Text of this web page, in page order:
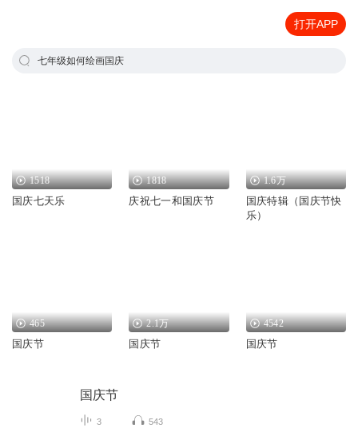
打开APP
七年级如何绘画国庆
1518
国庆七天乐
1818
庆祝七一和国庆节
1.6万
国庆特辑（国庆节快
乐）
465
国庆节
2.1万
国庆节
4542
国庆节
国庆节
3 543